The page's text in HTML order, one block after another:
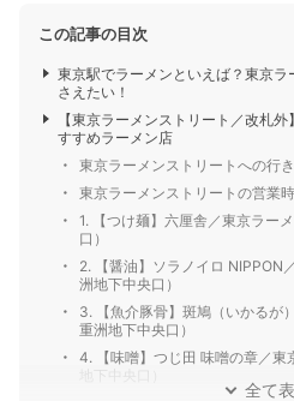
この記事の目次
東京駅でラーメンといえば？東京
さえたい！
【東京ラーメンストリート／改札
すすめラーメン店
東京ラーメンストリートへの行
東京ラーメンストリートの営業
1. 【つけ麺】六厘舎／東京ラー
口）
2. 【醤油】ソラノイロ NIPPON
洲地下中央口）
3. 【魚介豚骨】斑鳩（いかるが
重洲地下中央口）
4. 【味噌】つじ田 味噌の章／東
地下中央口）
全て